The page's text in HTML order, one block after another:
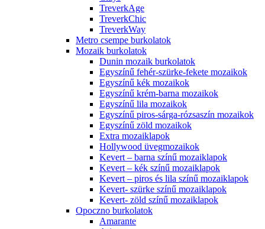
TreverkAge
TreverkChic
TreverkWay
Metro csempe burkolatok
Mozaik burkolatok
Dunin mozaik burkolatok
Egyszínű fehér-szürke-fekete mozaikok
Egyszínű kék mozaikok
Egyszínű krém-barna mozaikok
Egyszínű lila mozaikok
Egyszínű piros-sárga-rózsaszín mozaikok
Egyszínű zöld mozaikok
Extra mozaiklapok
Hollywood üvegmozaikok
Kevert – barna színű mozaiklapok
Kevert – kék színű mozaiklapok
Kevert – piros és lila színű mozaiklapok
Kevert- szürke színű mozaiklapok
Kevert- zöld színű mozaiklapok
Opoczno burkolatok
Amarante